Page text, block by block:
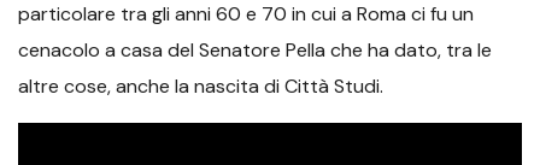
particolare tra gli anni 60 e 70 in cui a Roma ci fu un
cenacolo a casa del Senatore Pella che ha dato, tra le
altre cose, anche la nascita di Città Studi.